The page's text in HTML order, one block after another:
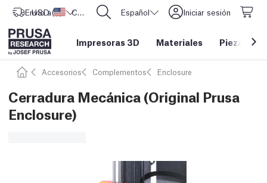
Envío a Estados Unidos
USD ($) CORE One L: ¡Ya disponible! Español Iniciar sesión
Impresoras 3D Materiales Piezas y
Accesorios Complementos Enclosure
Cerradura Mecánica (Original Prusa
Enclosure)